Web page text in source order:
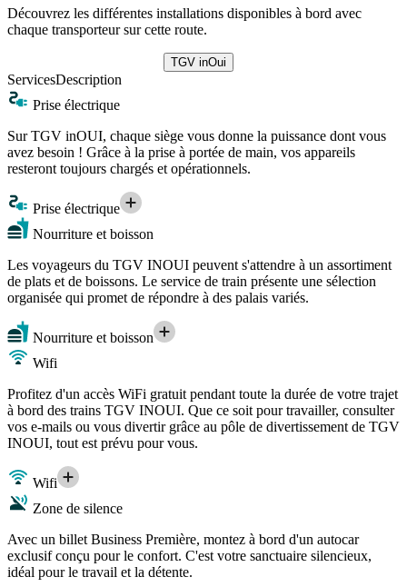
Découvrez les différentes installations disponibles à bord avec
chaque transporteur sur cette route.
TGV inOui
ServicesDescription
Prise électrique
Sur TGV inOUI, chaque siège vous donne la puissance dont vous
avez besoin ! Grâce à la prise à portée de main, vos appareils
resteront toujours chargés et opérationnels.
Prise électrique
Nourriture et boisson
Les voyageurs du TGV INOUI peuvent s'attendre à un assortiment
de plats et de boissons. Le service de train présente une sélection
organisée qui promet de répondre à des palais variés.
Nourriture et boisson
Wifi
Profitez d'un accès WiFi gratuit pendant toute la durée de votre trajet
à bord des trains TGV INOUI. Que ce soit pour travailler, consulter
vos e-mails ou vous divertir grâce au pôle de divertissement de TGV
INOUI, tout est prévu pour vous.
Wifi
Zone de silence
Avec un billet Business Première, montez à bord d'un autocar
exclusif conçu pour le confort. C'est votre sanctuaire silencieux,
idéal pour le travail et la détente.